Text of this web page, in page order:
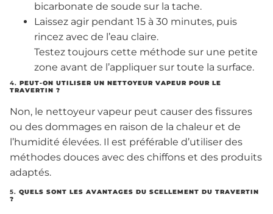
bicarbonate de soude sur la tache.
Laissez agir pendant 15 à 30 minutes, puis
rincez avec de l’eau claire.
Testez toujours cette méthode sur une petite
zone avant de l’appliquer sur toute la surface.
4. PEUT-ON UTILISER UN NETTOYEUR VAPEUR POUR LE
TRAVERTIN ?
Non, le nettoyeur vapeur peut causer des fissures
ou des dommages en raison de la chaleur et de
l’humidité élevées. Il est préférable d’utiliser des
méthodes douces avec des chiffons et des produits
adaptés.
5. QUELS SONT LES AVANTAGES DU SCELLEMENT DU TRAVERTIN
?